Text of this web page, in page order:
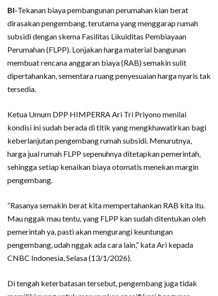
BI-Tekanan biaya pembangunan perumahan kian berat
dirasakan pengembang, terutama yang menggarap rumah
subsidi dengan skema Fasilitas Likuiditas Pembiayaan
Perumahan (FLPP). Lonjakan harga material bangunan
membuat rencana anggaran biaya (RAB) semakin sulit
dipertahankan, sementara ruang penyesuaian harga nyaris tak
tersedia.
Ketua Umum DPP HIMPERRA Ari Tri Priyono menilai
kondisi ini sudah berada di titik yang mengkhawatirkan bagi
keberlanjutan pengembang rumah subsidi. Menurutnya,
harga jual rumah FLPP sepenuhnya ditetapkan pemerintah,
sehingga setiap kenaikan biaya otomatis menekan margin
pengembang.
“Rasanya semakin berat kita mempertahankan RAB kita itu.
Mau nggak mau tentu, yang FLPP kan sudah ditentukan oleh
pemerintah ya, pasti akan mengurangi keuntungan
pengembang, udah nggak ada cara lain,” kata Ari kepada
CNBC Indonesia, Selasa (13/1/2026).
Di tengah keterbatasan tersebut, pengembang juga tidak